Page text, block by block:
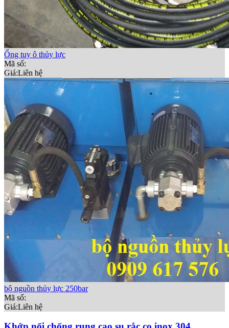
Ống tuy ô thủy lực
Mã số:
Giá:Liên hệ
bộ nguồn thủy lực 250bar
Mã số:
Giá:Liên hệ